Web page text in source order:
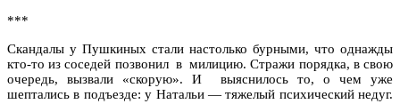
***
Скандалы у Пушкиных стали настолько бурными, что однажды
кто-то из соседей позвонил в милицию. Стражи порядка, в свою
очередь, вызвали «скорую». И выяснилось то, о чем уже
шептались в подъезде: у Натальи — тяжелый психический недуг.